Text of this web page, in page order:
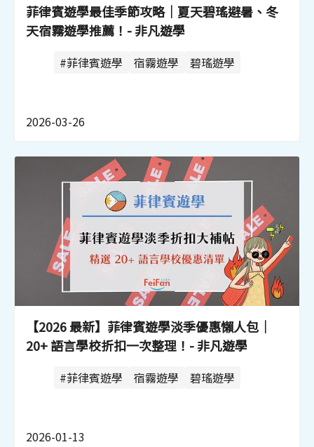
菲律賓遊學最佳季節攻略｜夏天碧瑤避暑、冬
天宿霧遊學推薦！- 非凡遊學
#菲律賓遊學 宿霧遊學 碧瑤遊學
2026-03-26
【2026 最新】菲律賓遊學淡季優惠懶人包｜
20+ 語言學校折扣一次整理！- 非凡遊學
#菲律賓遊學 宿霧遊學 碧瑤遊學
2026-01-13